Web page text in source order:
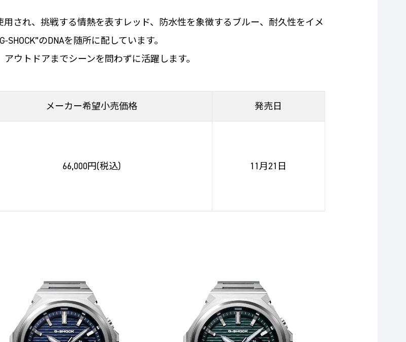
され、挑戦する情熱を表すレッド、防水性を象徴するブルー、耐久性をイメ
のDNAを随所に配しています。
ウトドアまでシーンを問わずに活躍します。
メーカー希望小売価格 発売日
66,000円(税込) 11月21日